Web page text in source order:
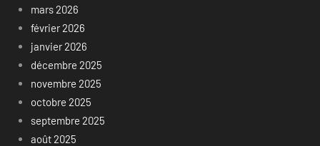
mars 2026
février 2026
janvier 2026
décembre 2025
novembre 2025
octobre 2025
septembre 2025
août 2025